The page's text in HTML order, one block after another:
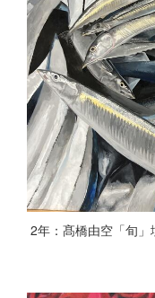
2年：髙橋由空「旬」